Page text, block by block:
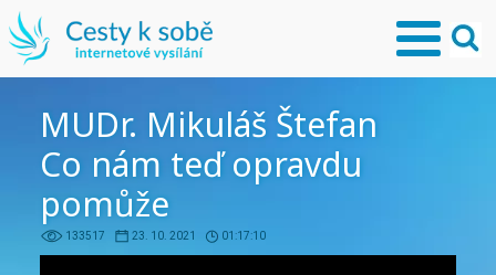
MUDr. Mikuláš Štefan
Co nám teď opravdu
pomůže
133517 23. 10. 2021 01:17:10